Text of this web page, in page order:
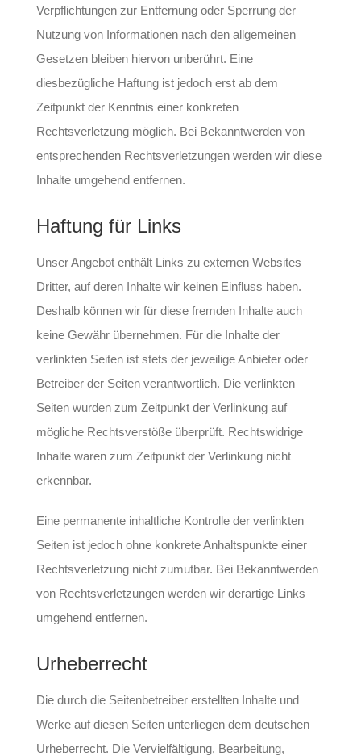
Verpflichtungen zur Entfernung oder Sperrung der
Nutzung von Informationen nach den allgemeinen
Gesetzen bleiben hiervon unberührt. Eine
diesbezügliche Haftung ist jedoch erst ab dem
Zeitpunkt der Kenntnis einer konkreten
Rechtsverletzung möglich. Bei Bekanntwerden von
entsprechenden Rechtsverletzungen werden wir diese
Inhalte umgehend entfernen.
Haftung für Links
Unser Angebot enthält Links zu externen Websites
Dritter, auf deren Inhalte wir keinen Einfluss haben.
Deshalb können wir für diese fremden Inhalte auch
keine Gewähr übernehmen. Für die Inhalte der
verlinkten Seiten ist stets der jeweilige Anbieter oder
Betreiber der Seiten verantwortlich. Die verlinkten
Seiten wurden zum Zeitpunkt der Verlinkung auf
mögliche Rechtsverstöße überprüft. Rechtswidrige
Inhalte waren zum Zeitpunkt der Verlinkung nicht
erkennbar.
Eine permanente inhaltliche Kontrolle der verlinkten
Seiten ist jedoch ohne konkrete Anhaltspunkte einer
Rechtsverletzung nicht zumutbar. Bei Bekanntwerden
von Rechtsverletzungen werden wir derartige Links
umgehend entfernen.
Urheberrecht
Die durch die Seitenbetreiber erstellten Inhalte und
Werke auf diesen Seiten unterliegen dem deutschen
Urheberrecht. Die Vervielfältigung, Bearbeitung,